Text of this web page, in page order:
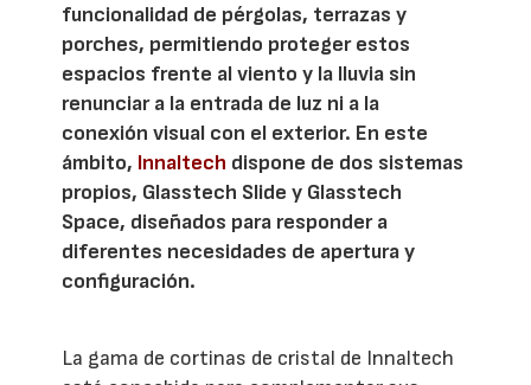
funcionalidad de pérgolas, terrazas y
porches, permitiendo proteger estos
espacios frente al viento y la lluvia sin
renunciar a la entrada de luz ni a la
conexión visual con el exterior. En este
ámbito, Innaltech dispone de dos sistemas
propios, Glasstech Slide y Glasstech
Space, diseñados para responder a
diferentes necesidades de apertura y
configuración.
La gama de cortinas de cristal de Innaltech